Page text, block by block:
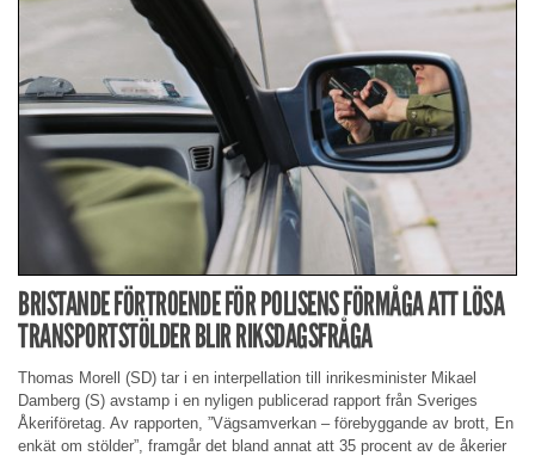
BRISTANDE FÖRTROENDE FÖR POLISENS FÖRMÅGA ATT LÖSA
TRANSPORTSTÖLDER BLIR RIKSDAGSFRÅGA
Thomas Morell (SD) tar i en interpellation till inrikesminister Mikael
Damberg (S) avstamp i en nyligen publicerad rapport från Sveriges
Åkeriföretag. Av rapporten, ”Vägsamverkan – förebyggande av brott, En
enkät om stölder”, framgår det bland annat att 35 procent av de åkerier